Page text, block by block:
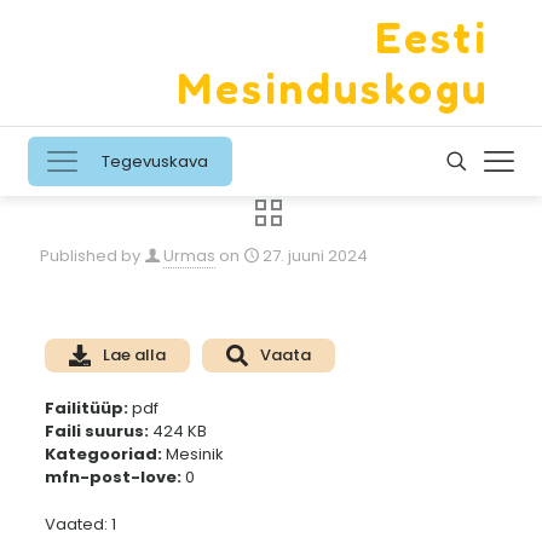
Eesti
Mesinduskogu
Tegevuskava
Published by Urmas on 27. juuni 2024
Vaated: 1
Lae alla Vaata
Failitüüp:pdf
Faili suurus:424 KB
Kategooriad:Mesinik
mfn-post-love:0